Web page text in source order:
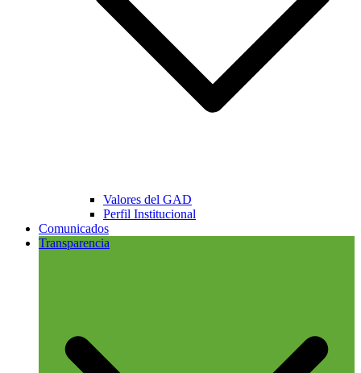
Valores del GAD
Perfil Institucional
Comunicados
Transparencia